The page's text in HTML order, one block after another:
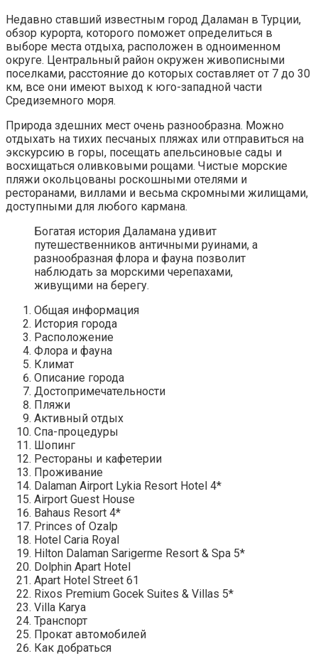
Недавно ставший известным город Даламан в Турции,
обзор курорта, которого поможет определиться в
выборе места отдыха, расположен в одноименном
округе. Центральный район окружен живописными
поселками, расстояние до которых составляет от 7 до 30
км, все они имеют выход к юго-западной части
Средиземного моря.
Природа здешних мест очень разнообразна. Можно
отдыхать на тихих песчаных пляжах или отправиться на
экскурсию в горы, посещать апельсиновые сады и
восхищаться оливковыми рощами. Чистые морские
пляжи окольцованы роскошными отелями и
ресторанами, виллами и весьма скромными жилищами,
доступными для любого кармана.
Богатая история Даламана удивит
путешественников античными руинами, а
разнообразная флора и фауна позволит
наблюдать за морскими черепахами,
живущими на берегу.
Общая информация
История города
Расположение
Флора и фауна
Климат
Описание города
Достопримечательности
Пляжи
Активный отдых
Спа-процедуры
Шопинг
Рестораны и кафетерии
Проживание
Dalaman Airport Lykia Resort Hotel 4*
Airport Guest House
Bahaus Resort 4*
Princes of Ozalp
Hotel Caria Royal
Hilton Dalaman Sarigerme Resort & Spa 5*
Dolphin Apart Hotel
Apart Hotel Street 61
Rixos Premium Gocek Suites & Villas 5*
Villa Karya
Транспорт
Прокат автомобилей
Как добраться